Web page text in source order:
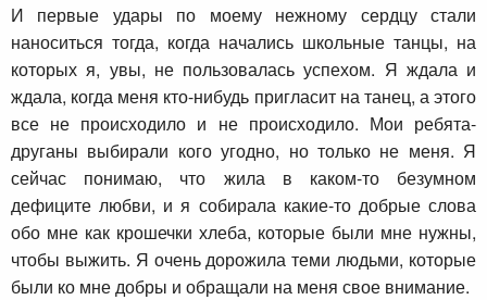
И первые удары по моему нежному сердцу стали
наноситься тогда, когда начались школьные танцы, на
которых я, увы, не пользовалась успехом. Я ждала и
ждала, когда меня кто-нибудь пригласит на танец, а этого
все не происходило и не происходило. Мои ребята-
друганы выбирали кого угодно, но только не меня. Я
сейчас понимаю, что жила в каком-то безумном
дефиците любви, и я собирала какие-то добрые слова
обо мне как крошечки хлеба, которые были мне нужны,
чтобы выжить. Я очень дорожила теми людьми, которые
были ко мне добры и обращали на меня свое внимание.